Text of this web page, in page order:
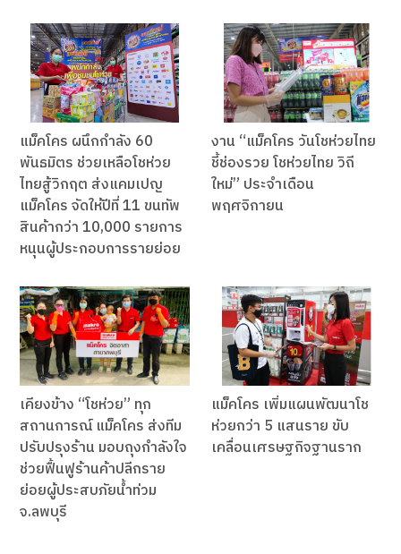
แม็คโคร ผนึกกำลัง 60
พันธมิตร ช่วยเหลือโชห่วย
ไทยสู้วิกฤต ส่งแคมเปญ
แม็คโคร จัดให้ปีที่ 11 ขนทัพ
สินค้ากว่า 10,000 รายการ
หนุนผู้ประกอบการรายย่อย
งาน “แม็คโคร วันโชห่วยไทย
ชี้ช่องรวย โชห่วยไทย วิถี
ใหม่” ประจำเดือน
พฤศจิกายน
เคียงข้าง “โชห่วย” ทุก
สถานการณ์ แม็คโคร ส่งทีม
ปรับปรุงร้าน มอบถุงกำลังใจ
ช่วยฟื้นฟูร้านค้าปลีกราย
ย่อยผู้ประสบภัยน้ำท่วม
จ.ลพบุรี
แม็คโคร เพิ่มแผนพัฒนาโช
ห่วยกว่า 5 แสนราย ขับ
เคลื่อนเศรษฐกิจฐานราก